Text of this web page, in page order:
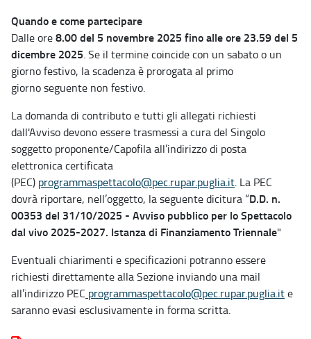
Quando e come partecipare
Dalle ore8.00 del 5 novembre 2025 fino alle ore 23.59 del 5
dicembre 2025. Se il termine coincide con un sabato o un
giorno festivo, la scadenza è prorogata al primo
giorno seguente non festivo.
La domanda di contributo e tutti gli allegati richiesti
dall'Avviso devono essere trasmessi a cura del Singolo
soggetto proponente/Capofila all’indirizzo di posta
elettronica certificata
(PEC) programmaspettacolo@pec.rupar.puglia.it. La PEC
dovrà riportare, nell’oggetto, la seguente dicitura “D.D. n.
00353 del 31/10/2025 - Avviso pubblico per lo Spettacolo
dal vivo 2025-2027. Istanza di Finanziamento Triennale"
Eventuali chiarimenti e specificazioni potranno essere
richiesti direttamente alla Sezione inviando una mail
all’indirizzo PEC programmaspettacolo@pec.rupar.puglia.ite
saranno evasi esclusivamente in forma scritta.